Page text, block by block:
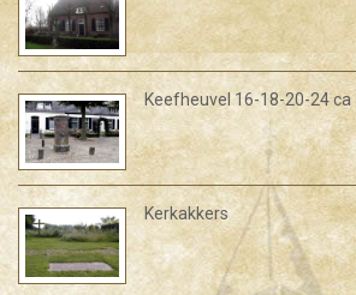
Keefheuvel 16-18-20-24 ca
Kerkakkers